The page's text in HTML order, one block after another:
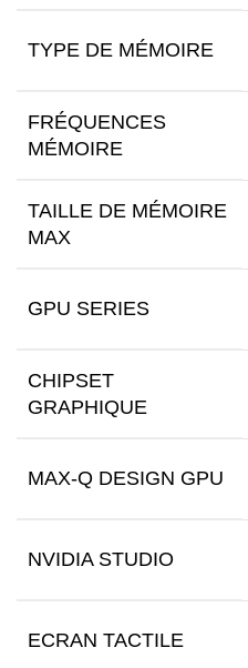
TYPE DE MÉMOIRE
FRÉQUENCES
MÉMOIRE
TAILLE DE MÉMOIRE
MAX
GPU SERIES
CHIPSET
GRAPHIQUE
MAX-Q DESIGN GPU
NVIDIA STUDIO
ECRAN TACTILE